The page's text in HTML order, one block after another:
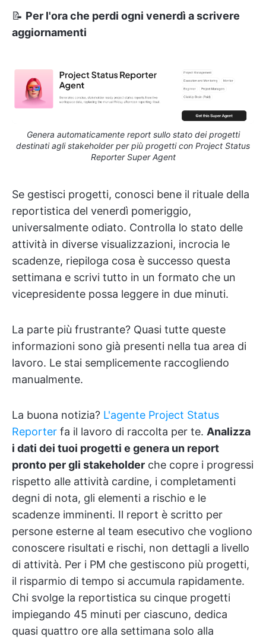
📝 Per l'ora che perdi ogni venerdì a scrivere
aggiornamenti
Genera automaticamente report sullo stato dei progetti
destinati agli stakeholder per più progetti con Project Status
Reporter Super Agent
Se gestisci progetti, conosci bene il rituale della
reportistica del venerdì pomeriggio,
universalmente odiato. Controlla lo stato delle
attività in diverse visualizzazioni, incrocia le
scadenze, riepiloga cosa è successo questa
settimana e scrivi tutto in un formato che un
vicepresidente possa leggere in due minuti.
La parte più frustrante? Quasi tutte queste
informazioni sono già presenti nella tua area di
lavoro. Le stai semplicemente raccogliendo
manualmente.
La buona notizia? L'agente Project Status
Reporter fa il lavoro di raccolta per te. Analizza
i dati dei tuoi progetti e genera un report
pronto per gli stakeholder che copre i progressi
rispetto alle attività cardine, i completamenti
degni di nota, gli elementi a rischio e le
scadenze imminenti. Il report è scritto per
persone esterne al team esecutivo che vogliono
conoscere risultati e rischi, non dettagli a livello
di attività. Per i PM che gestiscono più progetti,
il risparmio di tempo si accumula rapidamente.
Chi svolge la reportistica su cinque progetti
impiegando 45 minuti per ciascuno, dedica
quasi quattro ore alla settimana solo alla